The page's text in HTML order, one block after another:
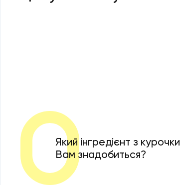
Який інгредієнт з курочки
Вам знадобиться?